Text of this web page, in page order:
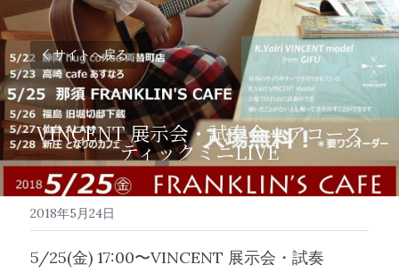
サイトへ戻る
VINCENT 展示会・試奏会＋アコース
ティックミニLIVE
2018年5月24日
5/25(金) 17:00〜VINCENT 展示会・試奏